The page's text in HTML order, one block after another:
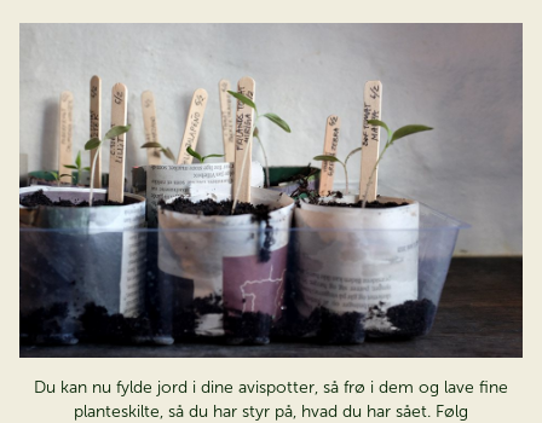
Du kan nu fylde jord i dine avispotter, så frø i dem og lave fine
planteskilte, så du har styr på, hvad du har sået. Følg